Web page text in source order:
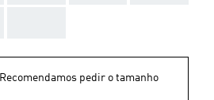
Recomendamos pedir o tamanho